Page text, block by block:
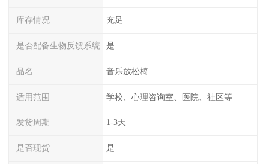
库存情况 充足
是否配备生物反馈系统 是
品名 音乐放松椅
适用范围 学校、心理咨询室、医院、社区等
发货周期 1-3天
是否现货 是